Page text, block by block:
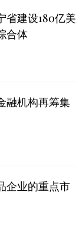
省建设180亿美
合体
融机构再筹集
企业的重点市